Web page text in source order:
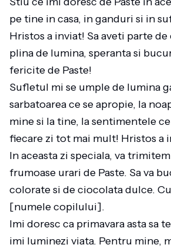
pe tine in casa, in ganduri si in
Hristos a inviat! Sa aveti parte de
plina de lumina, speranta si
fericite de Paste!
Sufletul mi se umple de lumina
sarbatoarea ce se apropie, la
mine si la tine, la sentimentele
fiecare zi tot mai mult! Hristos a
In aceasta zi speciala, va
frumoase urari de Paste. Sa va
colorate si de ciocolata dulce.
[numele copilului].
Imi doresc ca primavara asta sa
imi luminezi viata. Pentru mine,